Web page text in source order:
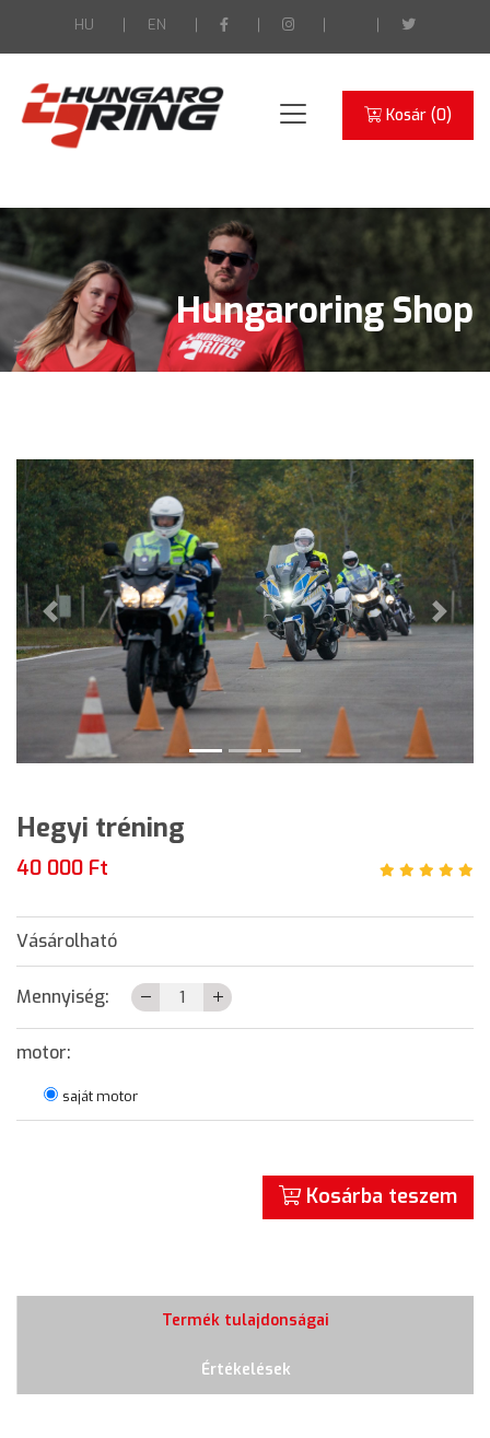
HU EN
Kosár (0)
Hungaroring Shop
Previous Next
Hegyi tréning
40 000 Ft
Vásárolható
Mennyiség:
motor:
saját motor
Kosárba teszem
Termék tulajdonságai
Értékelések